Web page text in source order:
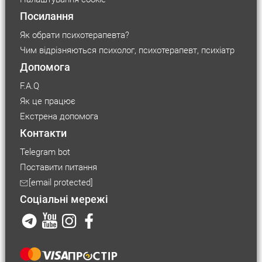
Посилання
Як обрати психотерапевта?
Чим відрізняються психолог, психотерапевт, психіатр
Допомога
F.A.Q
Як це працює
Екстрена допомога
Контакти
Telegram bot
Поставити питання
[email protected]
Соціальні мережі